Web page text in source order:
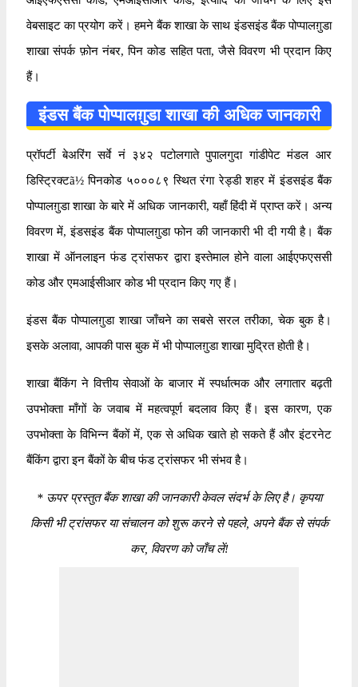
वेबसाइट का प्रयोग करें। हमने बैंक शाखा के साथ इंडसइंड बैंक पोप्पालग़ुडा
शाखा संपर्क फ़ोन नंबर, पिन कोड सहित पता, जैसे विवरण भी प्रदान किए
हैं।
इंडस बैंक पोप्पालग़ुडा शाखा की अधिक जानकारी
प्रॉपर्टी बेअरिंग सर्वे नं ३४२ पटोलगाते पुपालगुदा गांडीपेट मंडल आर
डिस्ट्रिक्टã½ पिनकोड ५०००८९ स्थित रंगा रेड्डी शहर में इंडसइंड बैंक
पोप्पालग़ुडा शाखा के बारे में अधिक जानकारी, यहाँ हिंदी में प्राप्त करें। अन्य
विवरण में, इंडसइंड बैंक पोप्पालग़ुडा फोन की जानकारी भी दी गयी है। बैंक
शाखा में ऑनलाइन फंड ट्रांसफर द्वारा इस्तेमाल होने वाला आईएफएससी
कोड और एमआईसीआर कोड भी प्रदान किए गए हैं।
इंडस बैंक पोप्पालग़ुडा शाखा जाँचने का सबसे सरल तरीका, चेक बुक है।
इसके अलावा, आपकी पास बुक में भी पोप्पालग़ुडा शाखा मुद्रित होती है।
शाखा बैंकिंग ने वित्तीय सेवाओं के बाजार में स्पर्धात्मक और लगातार बढ़ती
उपभोक्ता माँगों के जवाब में महत्वपूर्ण बदलाव किए हैं। इस कारण, एक
उपभोक्ता के विभिन्न बैंकों में, एक से अधिक खाते हो सकते हैं और इंटरनेट
बैंकिंग द्वारा इन बैंकों के बीच फंड ट्रांसफर भी संभव है।
*ऊपर प्रस्तुत बैंक शाखा की जानकारी केवल संदर्भ के लिए है। कृपया
किसी भी ट्रांसफर या संचालन को शुरू करने से पहले, अपने बैंक से संपर्क
कर, विवरण को जाँच लें!